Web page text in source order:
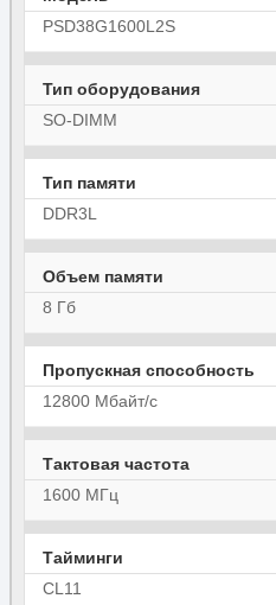
PSD38G1600L2S
Тип оборудования
SO-DIMM
Тип памяти
DDR3L
Объем памяти
8 Гб
Пропускная способность
12800 Мбайт/с
Тактовая частота
1600 МГц
Тайминги
CL11